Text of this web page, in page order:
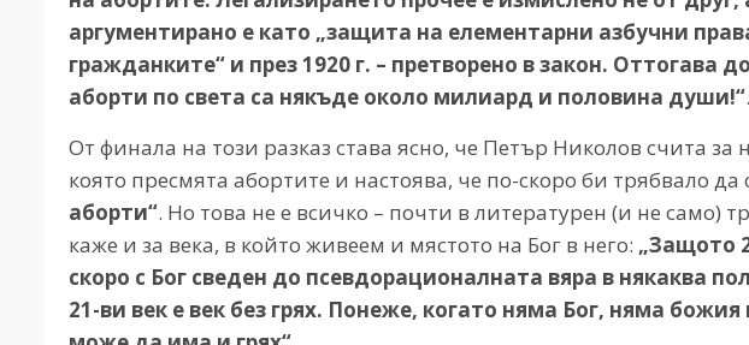
аргументирано е като „защита на елементарни азбучни
гражданките“ и през 1920 г. – претворено в закон. Оттогава
аборти по света са някъде около милиард и половина души!“.
От финала на този разказ става ясно, че Петър Николов счита за
която пресмята абортите и настоява, че по-скоро би трябвало да
аборти“. Но това не е всичко – почти в литературен (и не само)
каже и за века, в който живеем и мястото на Бог в него: „Защото
скоро с Бог сведен до псевдорационалната вяра в някаква
21-ви век е век без грях. Понеже, когато няма Бог, няма